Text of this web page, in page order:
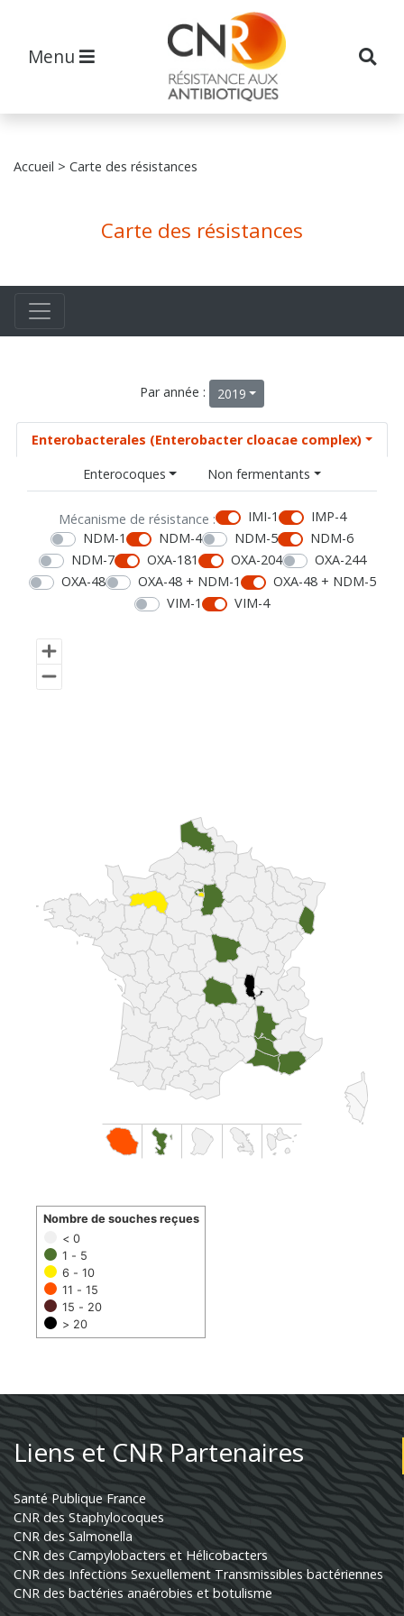
Menu
Accueil > Carte des résistances
Carte des résistances
Par année : 2019
Enterobacterales (Enterobacter cloacae complex)
Enterocoques
Non fermentants
Mécanisme de résistance : IMI-1
IMP-4
NDM-1
NDM-4 NDM-5
NDM-6
NDM-7
OXA-181 OXA-204
OXA-244
OXA-48
OXA-48 + NDM-1
OXA-48 + NDM-5
VIM-1
VIM-4
< 0
1 - 5
6 - 10
11 - 15
15 - 20
> 20
Nombre de souches reçues
Liens et CNR Partenaires
Santé Publique France
CNR des Staphylocoques
CNR des Salmonella
CNR des Campylobacters et Hélicobacters
CNR des Infections Sexuellement Transmissibles bactériennes
CNR des bactéries anaérobies et botulisme